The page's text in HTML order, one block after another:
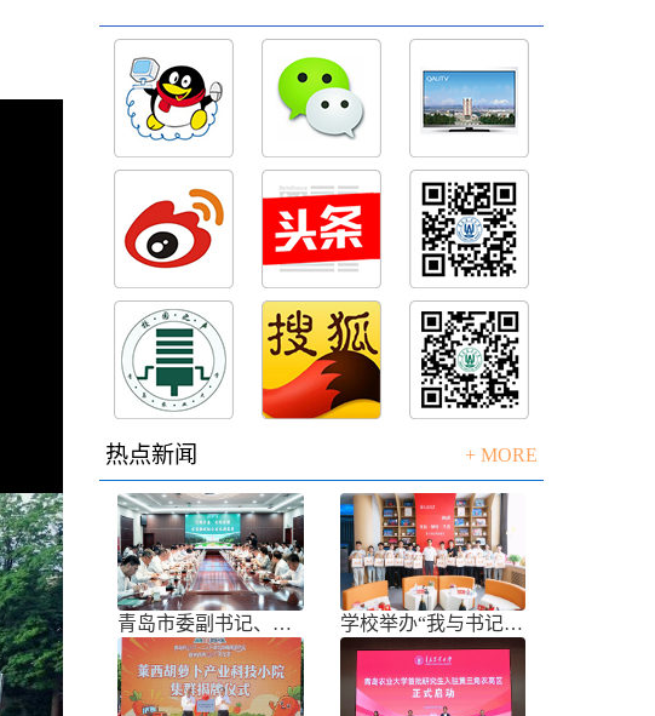
热点新闻 + MORE
青岛市委副书记、市长任刚来校调研 学校举办“我与书记共话成长”师生面